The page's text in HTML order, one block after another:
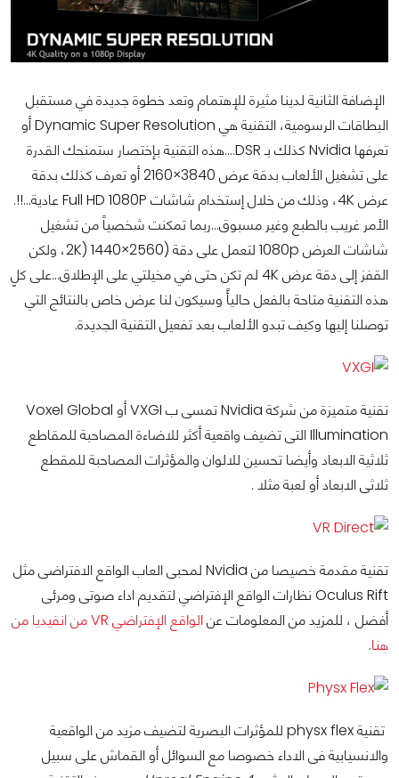
الإضافة الثانية لدينا مثيرة للإهتمام وتعد خطوة جديدة في مستقبل
البطاقات الرسومية، التقنية هي Dynamic Super Resolution أو
تعرفها Nvidia كذلك بـ DSR….هذه التقنية بإختصار ستمنحك القدرة
على تشغيل الألعاب بدقة عرض 3840×2160 أو تعرف كذلك بدقة
عرض 4K، وذلك من خلال إستخدام شاشات Full HD 1080P عادية…!!.
الأمر غريب بالطبع وغير مسبوق…ربما تمكنت شخصياً من تشغيل
شاشات العرض 1080p لتعمل على دقة (2560×1440 (2K، ولكن
القفز إلى دقة عرض 4K لم تكن حتى في مخيلتي على الإطلاق…على كلٍ
هذه التقنية متاحة بالفعل حاليأً وسيكون لنا عرض خاص بالنتائج التي
توصلنا إليها وكيف تبدو الألعاب بعد تفعيل التقنية الجديدة.
تقنية متميزة من شركة Nvidia تمسى ب VXGI أو Voxel Global
Illumination التى تضيف واقعية أكثر للاضاءة المصاحبة للمقاطع
ثلاثية الابعاد وأيضا تحسين للالوان والمؤثرات المصاحبة للمقطع
ثلاثى الابعاد أو لعبة مثلا .
تقنية مقدمة خصيصا من Nvidia لمحبى العاب الواقع الافتراضى مثل
Oculus Rift نظارات الواقع الإفتراضي لتقديم اداء صوتى ومرئى
أفضل ، للمزيد من المعلومات عن
الواقع الإفتراضي VR من انفيديا من
هنا.
تقنية physx flex للمؤثرات البصرية لتضيف مزيد من الواقعية
والانسيابية فى الاداء خصوصا مع السوائل أو القماش على سبيل